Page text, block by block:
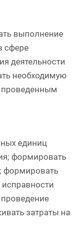
выполнение
сфере
деятельности
необходимую
проведенным
единиц
формировать
формировать
исправности
затраты на